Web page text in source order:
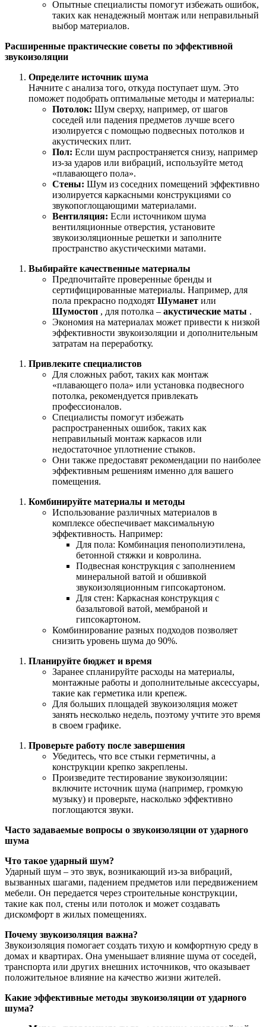
Опытные специалисты помогут избежать ошибок,
таких как ненадежный монтаж или неправильный
выбор материалов.
Расширенные практические советы по эффективной
звукоизоляции
Определите источник шума
Начните с анализа того, откуда поступает шум. Это
поможет подобрать оптимальные методы и материалы:
Потолок: Шум сверху, например, от шагов
соседей или падения предметов лучше всего
изолируется с помощью подвесных потолков и
акустических плит.
Пол: Если шум распространяется снизу, например
из-за ударов или вибраций, используйте метод
«плавающего пола».
Стены: Шум из соседних помещений эффективно
изолируется каркасными конструкциями со
звукопоглощающими материалами.
Вентиляция: Если источником шума
вентиляционные отверстия, установите
звукоизоляционные решетки и заполните
пространство акустическими матами.
Выбирайте качественные материалы
Предпочитайте проверенные бренды и
сертифицированные материалы. Например, для
пола прекрасно подходят Шуманет или
Шумостоп , для потолка – акустические маты .
Экономия на материалах может привести к низкой
эффективности звукоизоляции и дополнительным
затратам на переработку.
Привлеките специалистов
Для сложных работ, таких как монтаж
«плавающего пола» или установка подвесного
потолка, рекомендуется привлекать
профессионалов.
Специалисты помогут избежать
распространенных ошибок, таких как
неправильный монтаж каркасов или
недостаточное уплотнение стыков.
Они также предоставят рекомендации по наиболее
эффективным решениям именно для вашего
помещения.
Комбинируйте материалы и методы
Использование различных материалов в
комплексе обеспечивает максимальную
эффективность. Например:
Для пола: Комбинация пенополиэтилена,
бетонной стяжки и ковролина.
Подвесная конструкция с заполнением
минеральной ватой и обшивкой
звукоизоляционным гипсокартоном.
Для стен: Каркасная конструкция с
базальтовой ватой, мембраной и
гипсокартоном.
Комбинирование разных подходов позволяет
снизить уровень шума до 90%.
Планируйте бюджет и время
Заранее спланируйте расходы на материалы,
монтажные работы и дополнительные аксессуары,
такие как герметика или крепеж.
Для больших площадей звукоизоляция может
занять несколько недель, поэтому учтите это время
в своем графике.
Проверьте работу после завершения
Убедитесь, что все стыки герметичны, а
конструкции крепко закреплены.
Произведите тестирование звукоизоляции:
включите источник шума (например, громкую
музыку) и проверьте, насколько эффективно
поглощаются звуки.
Часто задаваемые вопросы о звукоизоляции от ударного
шума
Что такое ударный шум?
Ударный шум – это звук, возникающий из-за вибраций,
вызванных шагами, падением предметов или передвижением
мебели. Он передается через строительные конструкции,
такие как пол, стены или потолок и может создавать
дискомфорт в жилых помещениях.
Почему звукоизоляция важна?
Звукоизоляция помогает создать тихую и комфортную среду в
домах и квартирах. Она уменьшает влияние шума от соседей,
транспорта или других внешних источников, что оказывает
положительное влияние на качество жизни жителей.
Какие эффективные методы звукоизоляции от ударного
шума?